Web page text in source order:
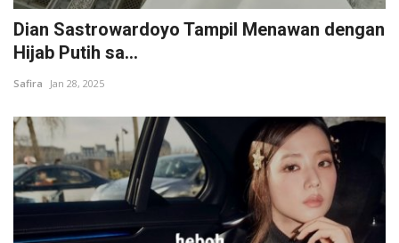
Dian Sastrowardoyo Tampil Menawan dengan
Hijab Putih sa...
Safira Jan 28, 2025